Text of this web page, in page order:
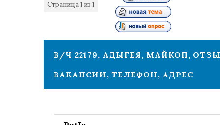
Страница1 из 1
В/Ч 22179, АДЫГЕЯ, МАЙКОП,
ВАКАНСИИ, ТЕЛЕФОН, АДРЕС